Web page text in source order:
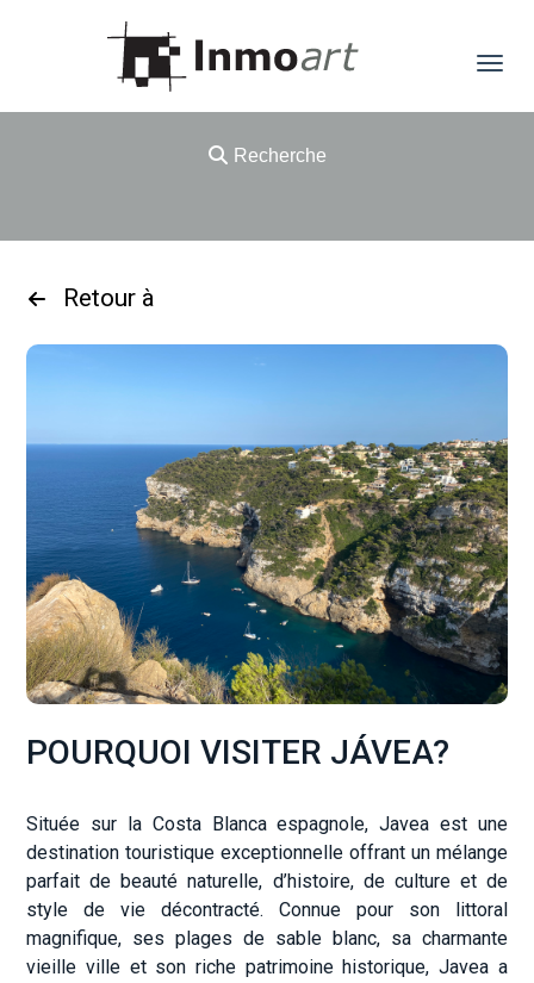
Recherche
Retour à
POURQUOI VISITER JÁVEA?
Située sur la Costa Blanca espagnole, Javea est une
destination touristique exceptionnelle offrant un mélange
parfait de beauté naturelle, d’histoire, de culture et de
style de vie décontracté. Connue pour son littoral
magnifique, ses plages de sable blanc, sa charmante
vieille ville et son riche patrimoine historique, Javea a